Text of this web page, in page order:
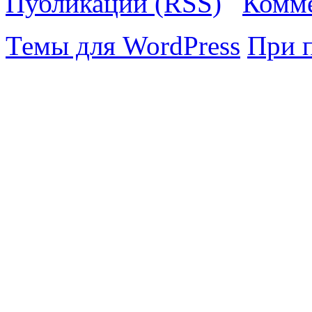
Темы для WordPress При